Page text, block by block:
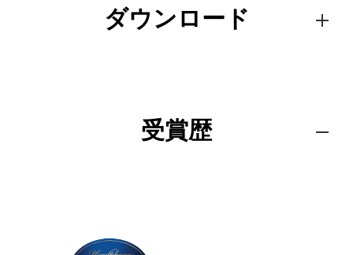
ダウンロード
受賞歴